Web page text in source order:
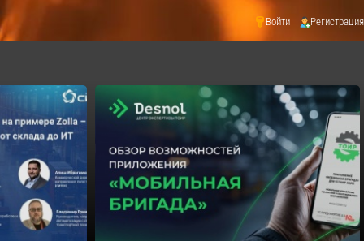
Войти Регистрация